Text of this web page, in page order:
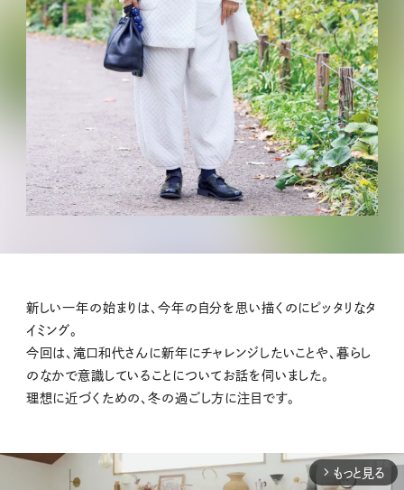
新しい一年の始まりは、今年の自分を思い描くのにピッタリなタ
イミング。
今回は、滝口和代さんに新年にチャレンジしたいことや、暮らし
のなかで意識していることについてお話を伺いました。
理想に近づくための、冬の過ごし方に注目です。
arrow_forward_ios もっと見る